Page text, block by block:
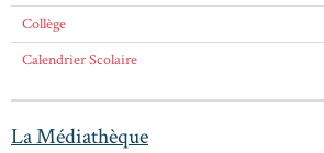
Collège
Calendrier Scolaire
La Médiathèque